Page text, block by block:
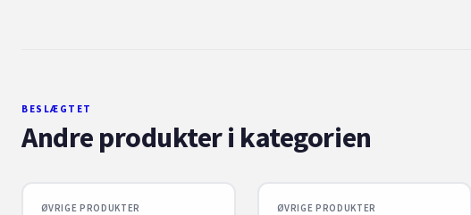
BESLÆGTET
Andre produkter i kategorien
ØVRIGE PRODUKTER ØVRIGE PRODUKTER